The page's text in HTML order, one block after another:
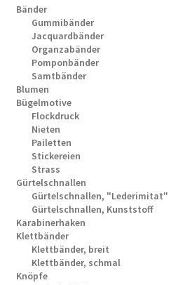
Bänder
Gummibänder
Jacquardbänder
Organzabänder
Pomponbänder
Samtbänder
Blumen
Bügelmotive
Flockdruck
Nieten
Pailetten
Stickereien
Strass
Gürtelschnallen
Gürtelschnallen, "Lederimitat"
Gürtelschnallen, Kunststoff
Karabinerhaken
Klettbänder
Klettbänder, breit
Klettbänder, schmal
Knöpfe